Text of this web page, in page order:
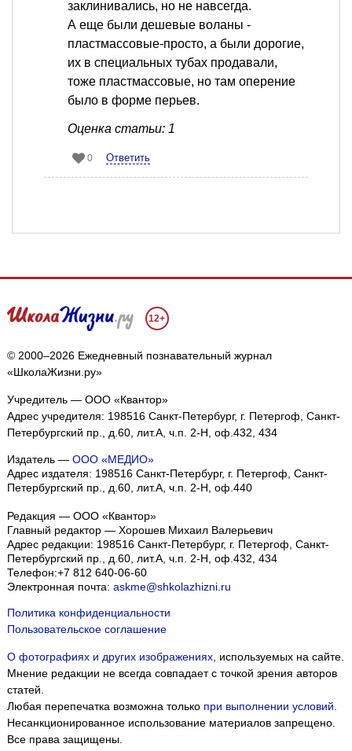
заклинивались, но не навсегда.
А еще были дешевые воланы -
пластмассовые-просто, а были дорогие,
их в специальных тубах продавали,
тоже пластмассовые, но там оперение
было в форме перьев.
Оценка статьи: 1
0 Ответить
12+
© 2000–2026 Ежедневный познавательный журнал
«ШколаЖизни.ру»
Учредитель — ООО «Квантор»
Адрес учредителя: 198516 Санкт-Петербург, г. Петергоф, Санкт-
Петербургский пр., д.60, лит.А, ч.п. 2-Н, оф.432, 434
Издатель — ООО «МЕДИО»
Адрес издателя: 198516 Санкт-Петербург, г. Петергоф, Санкт-
Петербургский пр., д.60, лит.А, ч.п. 2-Н, оф.440
Редакция — ООО «Квантор»
Главный редактор — Хорошев Михаил Валерьевич
Адрес редакции: 198516 Санкт-Петербург, г. Петергоф Санкт-
Петербургский пр., д.60, лит.А, ч.п. 2-Н, оф.432, 434
Телефон:+7 812 640-06-60
Электронная почта: askme@shkolazhizni.ru
Политика конфиденциальности
Пользовательское соглашение
О фотографиях и других изображениях, используемых на сайте.
Мнение редакции не всегда совпадает с точкой зрения авторов
статей.
Любая перепечатка возможна только при выполнении условий
Несанкционированное использование материалов запрещено.
Все права защищены.